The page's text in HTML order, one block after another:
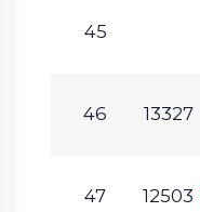
45
46 13327
47 12503